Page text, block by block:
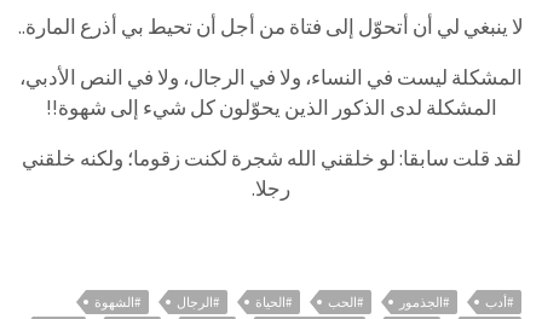
لا ينبغي لي أن أتحوّل إلى فتاة من أجل أن تحيط بي أذرع المارة..
المشكلة ليست في النساء، ولا في الرجال، ولا في النص الأدبي،
المشكلة لدى الذكور الذين يحوّلون كل شيء إلى شهوة!!
لقد قلت سابقا: لو خلقني الله شجرة لكنت زقوما؛ ولكنه خلقني
رجلا.
#أدب #الجذمور #الحب #الحياة #الرجال
#الشهوة